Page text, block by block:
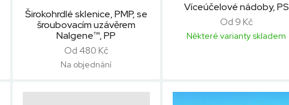
Širokohrdlé sklenice, PMP, se
šroubovacím uzávěrem
Nalgene™, PP
Od 480 Kč
Na objednání
Víceúčelové nádoby, PS
Od 9 Kč
Některé varianty skladem